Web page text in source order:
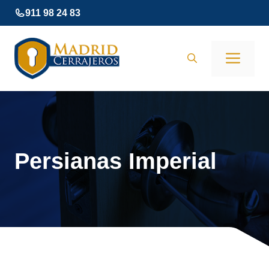
Saltar
al
contenido
911 98 24 83
Persianas Imperial